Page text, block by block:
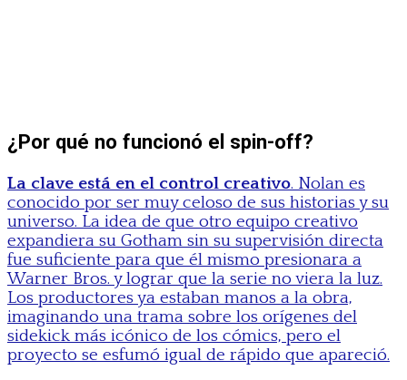
¿Por qué no funcionó el spin-off?
La clave está en el control creativo. Nolan es
conocido por ser muy celoso de sus historias y su
universo. La idea de que otro equipo creativo
expandiera su Gotham sin su supervisión directa
fue suficiente para que él mismo presionara a
Warner Bros. y lograr que la serie no viera la luz.
Los productores ya estaban manos a la obra,
imaginando una trama sobre los orígenes del
sidekick más icónico de los cómics, pero el
proyecto se esfumó igual de rápido que apareció.